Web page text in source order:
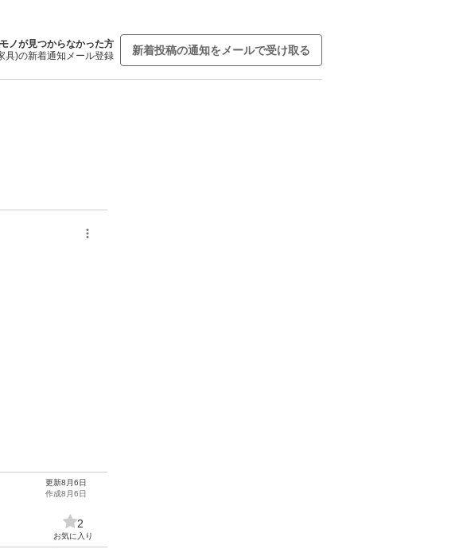
ノが見つからなかった方
具)の新着通知メール登録
新着投稿の通知をメールで受け取る
更新8月6日
作成8月6日
2
お気に入り